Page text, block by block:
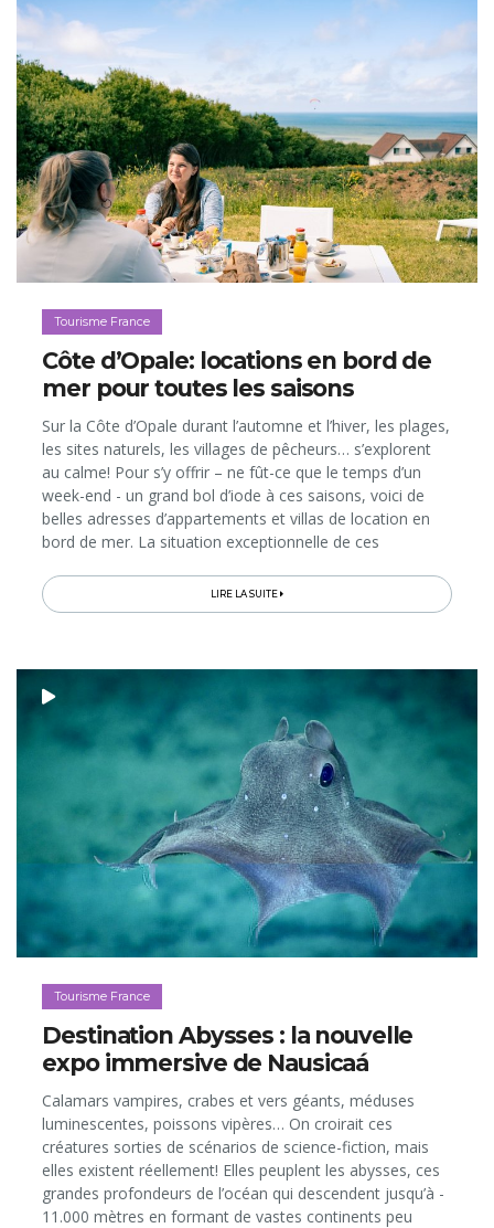
Tourisme France
Côte d’Opale: locations en bord de
mer pour toutes les saisons
Sur la Côte d’Opale durant l’automne et l’hiver, les plages,
les sites naturels, les villages de pêcheurs… s’explorent
au calme! Pour s’y offrir – ne fût-ce que le temps d’un
week-end - un grand bol d’iode à ces saisons, voici de
belles adresses d’appartements et villas de location en
bord de mer. La situation exceptionnelle de ces
LIRE LA SUITE
Tourisme France
Destination Abysses : la nouvelle
expo immersive de Nausicaá
Calamars vampires, crabes et vers géants, méduses
luminescentes, poissons vipères… On croirait ces
créatures sorties de scénarios de science-fiction, mais
elles existent réellement! Elles peuplent les abysses, ces
grandes profondeurs de l’océan qui descendent jusqu’à -
11.000 mètres en formant de vastes continents peu